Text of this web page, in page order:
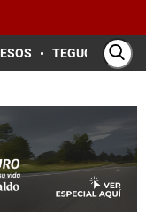
TEGUCIGALPA